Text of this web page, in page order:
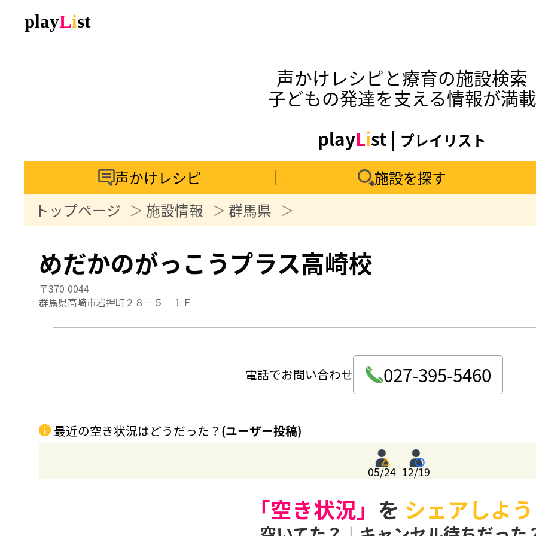
声かけレシピと療育の施設検索
子どもの発達を支える情報が満載
playList | プレイリスト
声かけレシピ
施設を探す
トップページ
施設情報 群馬県
めだかのがっこうプラス高崎校
〒370-0044
群馬県高崎市岩押町２８－５ １Ｆ
電話でお問い合わせ 027-395-5460
最近の空き状況はどうだった？ (ユーザー投稿)
05/24 12/19
「空き状況」 を シェアしよ